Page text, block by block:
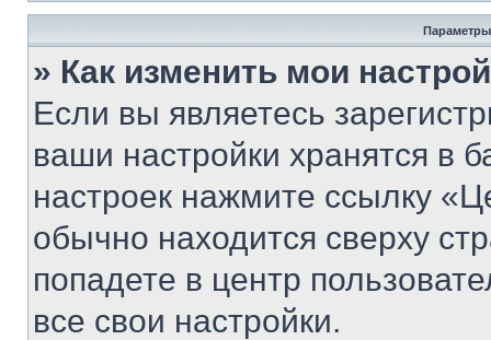
Параметры
» Как изменить мои
Если вы являетесь
ваши настройки хранятся в
настроек нажмите ссылку
обычно находится сверху
попадете в центр
все свои настройки.